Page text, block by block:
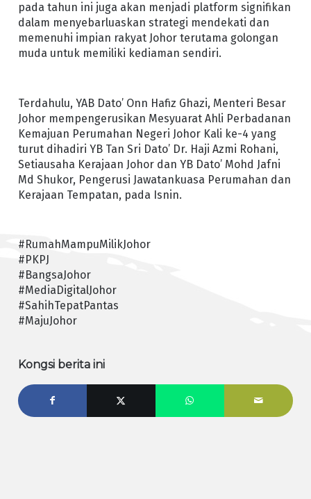
pada tahun ini juga akan menjadi platform signifikan
dalam menyebarluaskan strategi mendekati dan
memenuhi impian rakyat Johor terutama golongan
muda untuk memiliki kediaman sendiri.
Terdahulu, YAB Dato’ Onn Hafiz Ghazi, Menteri Besar
Johor mempengerusikan Mesyuarat Ahli Perbadanan
Kemajuan Perumahan Negeri Johor Kali ke-4 yang
turut dihadiri YB Tan Sri Dato’ Dr. Haji Azmi Rohani,
Setiausaha Kerajaan Johor dan YB Dato’ Mohd Jafni
Md Shukor, Pengerusi Jawatankuasa Perumahan dan
Kerajaan Tempatan, pada Isnin.
#RumahMampuMilikJohor
#PKPJ
#BangsaJohor
#MediaDigitalJohor
#SahihTepatPantas
#MajuJohor
Kongsi berita ini